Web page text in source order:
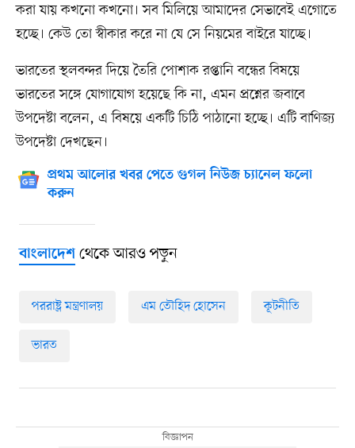
করা যায় কখনো কখনো। সব মিলিয়ে আমাদের সেভাবেই এগোতে
হচ্ছে। কেউ তো স্বীকার করে না যে সে নিয়মের বাইরে যাচ্ছে।
ভারতের স্থলবন্দর দিয়ে তৈরি পোশাক রপ্তানি বন্ধের বিষয়ে
ভারতের সঙ্গে যোগাযোগ হয়েছে কি না, এমন প্রশ্নের জবাবে
উপদেষ্টা বলেন, এ বিষয়ে একটি চিঠি পাঠানো হচ্ছে। এটি বাণিজ্য
উপদেষ্টা দেখছেন।
প্রথম আলোর খবর পেতে গুগল নিউজ চ্যানেল ফলো
করুন
বাংলাদেশথেকে আরও পড়ুন
পররাষ্ট্র মন্ত্রণালয় এম তৌহিদ হোসেন কূটনীতি
ভারত